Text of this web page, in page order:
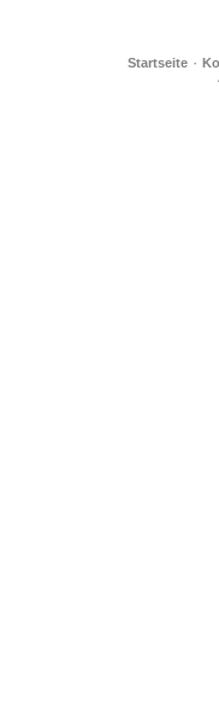
Startseite·